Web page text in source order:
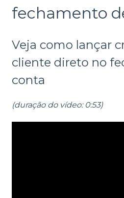
fechamento
Veja como lançar
cliente direto no
conta
(duração do vídeo: 0:53)